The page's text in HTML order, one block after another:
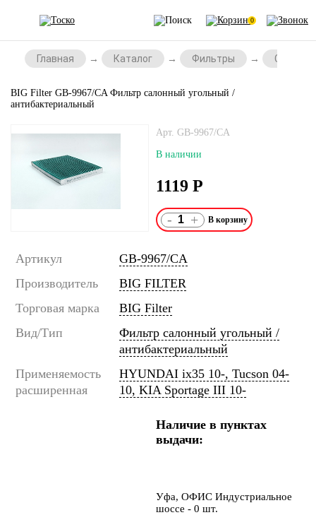
0
Главная Каталог Фильтры
BIG Filter GB-9967/CA Фильтр салонный угольный /
антибактериальный
Арт. GB-9967/CA
В наличии
1119 Р
- +
Артикул
GB-9967/CA
Производитель
BIG FILTER
Торговая марка
BIG Filter
Вид/Тип
Фильтр салонный угольный /
антибактериальный
Применяемость
расширенная
HYUNDAI ix35 10-, Tucson 04-
10, KIA Sportage III 10-
Наличие в пунктах
выдачи:
Уфа, ОФИС Индустриальное
шоссе - 0 шт.